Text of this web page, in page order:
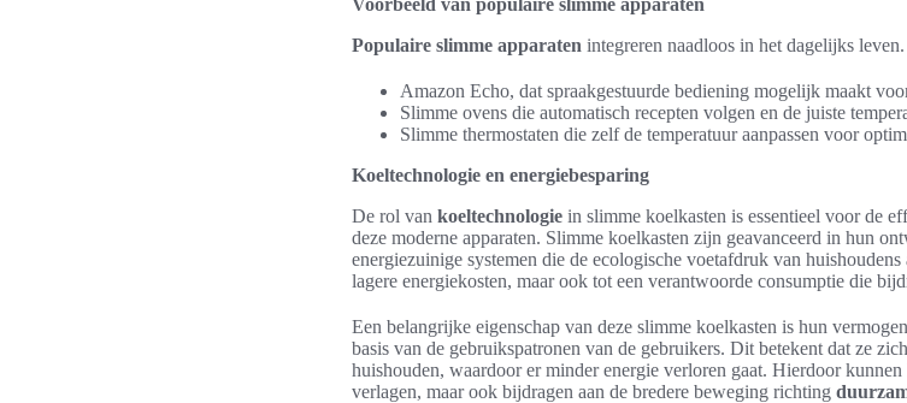
Voorbeeld van populaire slimme apparaten
Populaire slimme apparaten integreren naadloos in het dagelijks
Amazon Echo, dat spraakgestuurde bediening mogelijk maakt
Slimme ovens die automatisch recepten volgen en de juiste
Slimme thermostaten die zelf de temperatuur aanpassen voor
Koeltechnologie en energiebesparing
De rol van koeltechnologie in slimme koelkasten is essentieel voor de
deze moderne apparaten. Slimme koelkasten zijn geavanceerd in hun
energiezuinige systemen die de ecologische voetafdruk van
lagere energiekosten, maar ook tot een verantwoorde consumptie die
Een belangrijke eigenschap van deze slimme koelkasten is hun
basis van de gebruikspatronen van de gebruikers. Dit betekent dat ze
huishouden, waardoor er minder energie verloren gaat. Hierdoor
verlagen, maar ook bijdragen aan de bredere beweging richting